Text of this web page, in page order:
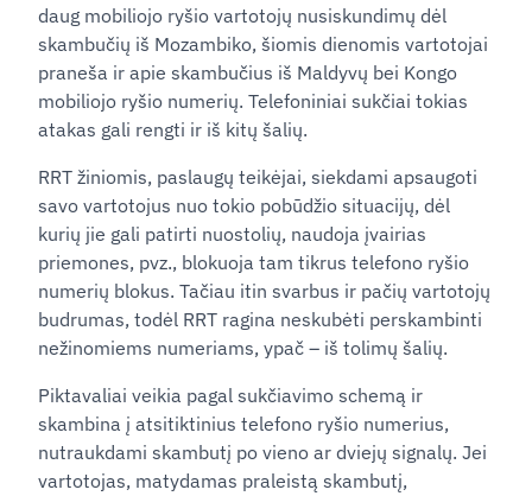
daug mobiliojo ryšio vartotojų nusiskundimų dėl
skambučių iš Mozambiko, šiomis dienomis vartotojai
praneša ir apie skambučius iš Maldyvų bei Kongo
mobiliojo ryšio numerių. Telefoniniai sukčiai tokias
atakas gali rengti ir iš kitų šalių.
RRT žiniomis, paslaugų teikėjai, siekdami apsaugoti
savo vartotojus nuo tokio pobūdžio situacijų, dėl
kurių jie gali patirti nuostolių, naudoja įvairias
priemones, pvz., blokuoja tam tikrus telefono ryšio
numerių blokus. Tačiau itin svarbus ir pačių vartotojų
budrumas, todėl RRT ragina neskubėti perskambinti
nežinomiems numeriams, ypač – iš tolimų šalių.
Piktavaliai veikia pagal sukčiavimo schemą ir
skambina į atsitiktinius telefono ryšio numerius,
nutraukdami skambutį po vieno ar dviejų signalų. Jei
vartotojas, matydamas praleistą skambutį,